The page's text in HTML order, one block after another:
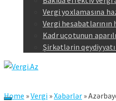
Vergi yoxlamasına
Vergi hesabatlarının
Kadr uçotunun
Şirkətlərin
Home »Vergi »Xəbərlər »